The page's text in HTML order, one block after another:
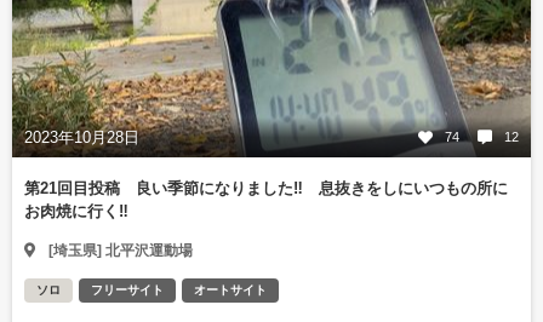
2023年10月28日 74 12
第21回目投稿 良い季節になりました‼️ 息抜きをしにいつもの所に
お肉焼に行く‼️
[埼玉県] 北平沢運動場
ソロ フリーサイト オートサイト